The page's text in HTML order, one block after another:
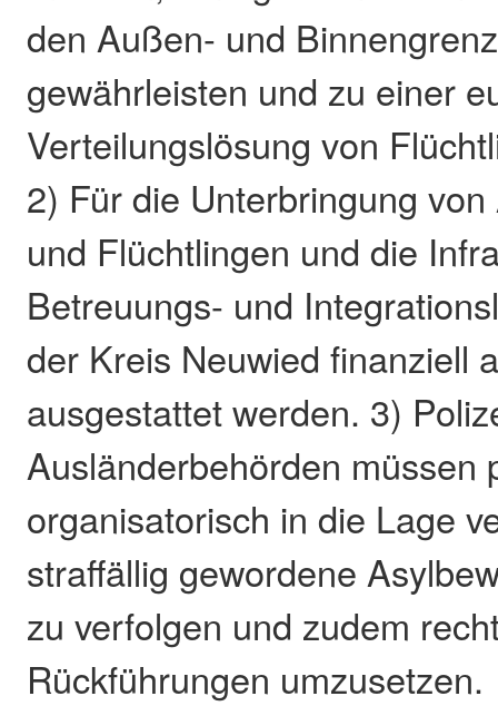
den Außen- und
gewährleisten und zu einer
Verteilungslösung von
2) Für die Unterbringung
und Flüchtlingen und die
Betreuungs- und
der Kreis Neuwied finanziell
ausgestattet werden. 3)
Ausländerbehörden müssen
organisatorisch in die Lage
straffällig gewordene
zu verfolgen und zudem
Rückführungen umzusetzen.